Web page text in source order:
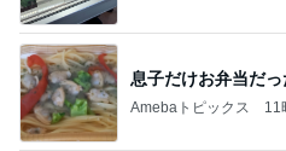
息子だけお弁当だ
Amebaトピックス 11